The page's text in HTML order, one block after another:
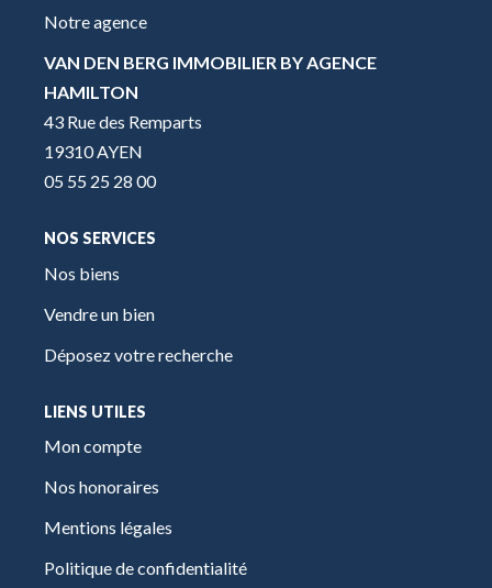
Notre agence
VAN DEN BERG IMMOBILIER BY AGENCE
HAMILTON
43 Rue des Remparts
19310 AYEN
05 55 25 28 00
NOS SERVICES
Nos biens
Vendre un bien
Déposez votre recherche
LIENS UTILES
Mon compte
Nos honoraires
Mentions légales
Politique de confidentialité